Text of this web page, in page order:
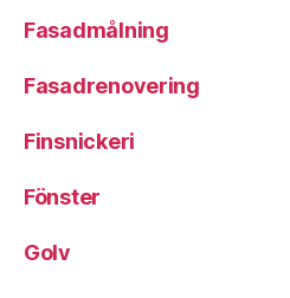
Fasadmålning
Fasadrenovering
Finsnickeri
Fönster
Golv